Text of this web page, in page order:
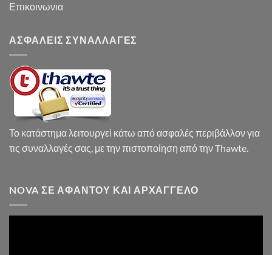
Επικοινωνια
ΑΣΦΑΛΕΙΣ ΣΥΝΑΛΛΑΓΕΣ
Το κατάστημα λειτουργεί κάτω από ασφαλές περιβάλλον για
τις συναλλαγές σας, με την πιστοποίηση από την Thawte.
NOVA ΣΕ ΑΦΆΝΤΟΥ ΚΑΙ ΑΡΧΆΓΓΕΛΟ